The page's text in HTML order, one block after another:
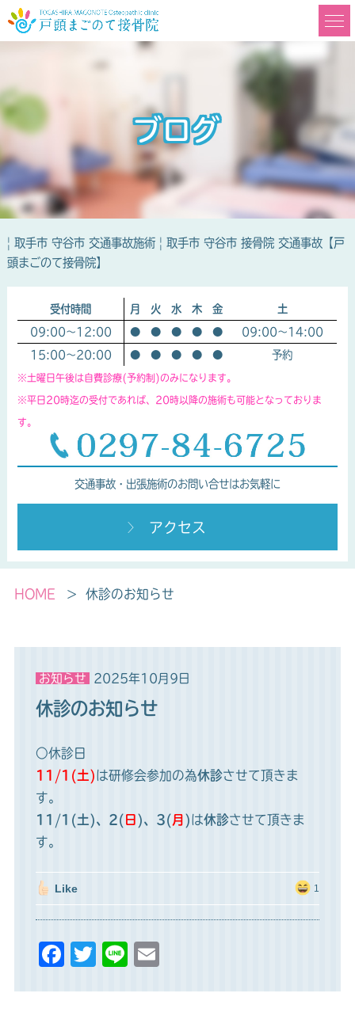
ブログ
| 取手市 守谷市 交通事故施術 | 取手市 守谷市 接骨院 交通事故【戸
頭まごのて接骨院】
受付時間 月 火 水 木 金 土
09:00～12:00 ● ● ● ● ● 09:00～14:00
15:00～20:00 ● ● ● ● ● 予約
※土曜日午後は自費診療(予約制)のみになります。
※平日20時迄の受付であれば、20時以降の施術も可能となっておりま
す。
交通事故・出張施術のお問い合せはお気軽に
アクセス
HOME 休診のお知らせ
お知らせ 2025年10月9日
休診のお知らせ
○休診日
11/1(土)は研修会参加の為休診させて頂きま
す。
11/1(土)、2( 日 )、3( 月 )は休診させて頂きま
す。
Like 1
F
T
Li